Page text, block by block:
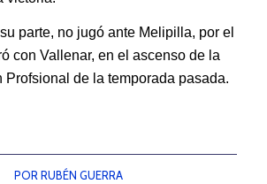
parte, no jugó ante Melipilla, por el
con Vallenar, en el ascenso de la
Profsional de la temporada pasada.
PORRUBÉN GUERRA